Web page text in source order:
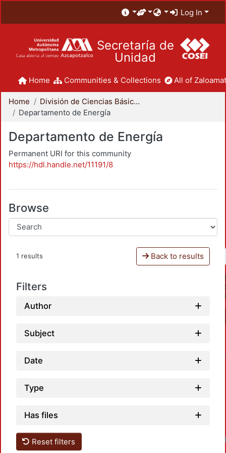
Log In
Secretaría de
Unidad
Home Communities & Collections All of
Home
División de Ciencias Básicas e Ingeniería
Departamento de Energía
Departamento de Energía
Permanent URI for this community
https://hdl.handle.net/11191/8
Browse
1 results Back to results
Filters
Author
Subject
Date
Type
Has files
Reset filters